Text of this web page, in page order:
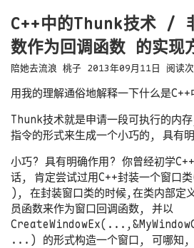
C++中的Thunk技术 /
数作为回调函数 的实现
陪她去流浪 桃子 2013年09月11日 阅读次
用我的理解通俗地解释一下什么是
Thunk技术就是申请一段可执行的内
指令的形式来生成一个小巧的, 具有
小巧? 具有明确作用? 你曾经初学
话, 肯定尝试过用C++封装一个窗口
), 在封装窗口类的时候,在类内部定
员函数来作为窗口回调函数, 并以
...) 的形式构造一个窗口, 可哪知,